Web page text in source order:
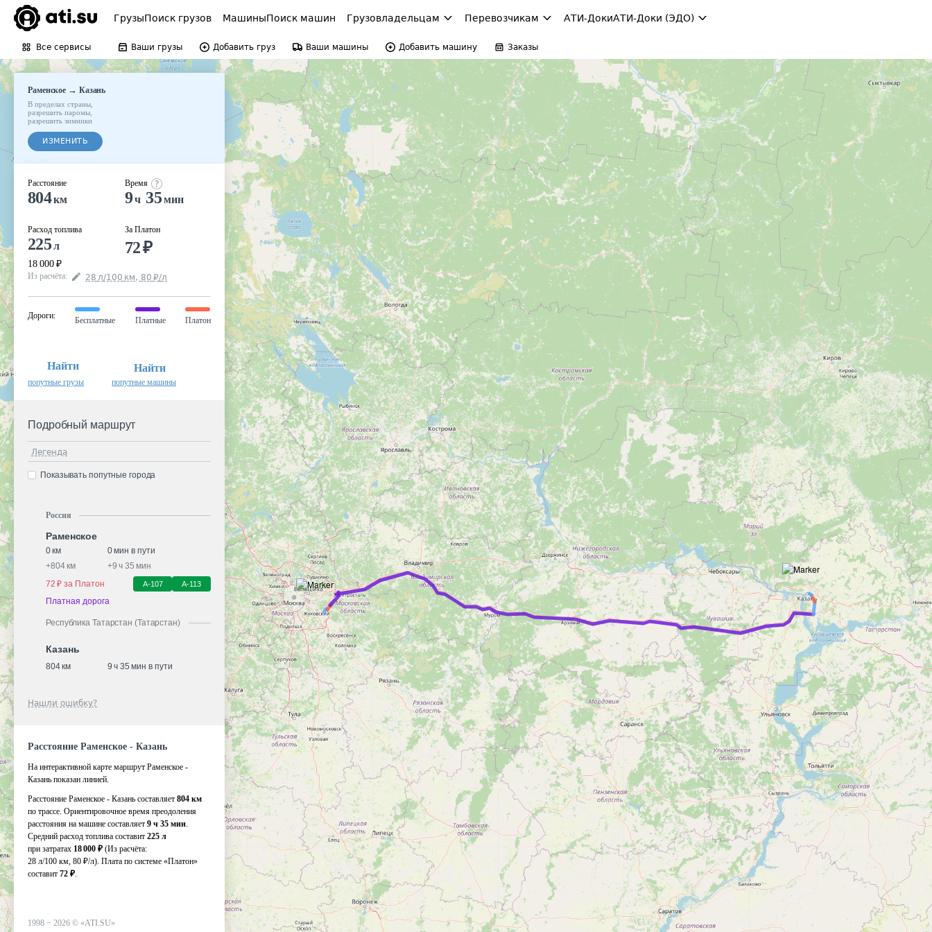
ГрузыПоиск грузов МашиныПоиск машин Грузовладельцам Перевозчикам АТИ-ДокиАТИ-Доки (ЭДО)
Все сервисы Ваши грузы Добавить груз Ваши машины Добавить машину Заказы
Раменское → Казань
В пределах страны
разрешить паромы
разрешить зимники
ИЗМЕНИТЬ
Расстояние
804км
Расход топлива
225л
18 000 ₽
Время
9ч 35мин
За Платон
72₽
Из расчёта: 28 л/100 км, 80 ₽/л
Дороги:
Бесплатные Платные Платон
Найти
попутные грузы
Найти
попутные машины
Подробный маршрут
Легенда
Показывать попутные города
Россия
Раменское
0 км
0 мин в пути
+804 км +9 ч 35 мин
72 ₽ за Платон
А-107 А-113
Платная дорога
Республика Татарстан (Татарстан)
Казань
804 км 9 ч 35 мин в пути
Нашли ошибку?
Расстояние Раменское - Казань
На интерактивной карте маршрут Раменское -
Казань показан линией.
Расстояние Раменское - Казань составляет 804 км
по трассе. Ориентировочное время преодоления
расстояния на машине составляет 9 ч 35 мин.
Средний расход топлива составит 225 л
при затратах 18 000 ₽ (Из расчёта:
28 л/100 км, 80 ₽/л). Плата по системе «Платон»
составит 72 ₽.
1998 − 2026 © «ATI.SU»